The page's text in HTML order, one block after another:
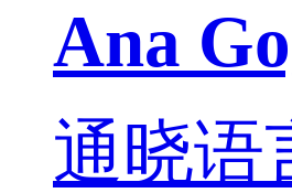
Ana
通晓语